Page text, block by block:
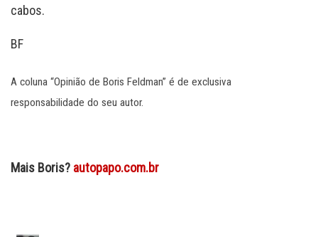
cabos.
BF
A coluna “Opinião de Boris Feldman” é de exclusiva
responsabilidade do seu autor.
Mais Boris? autopapo.com.br